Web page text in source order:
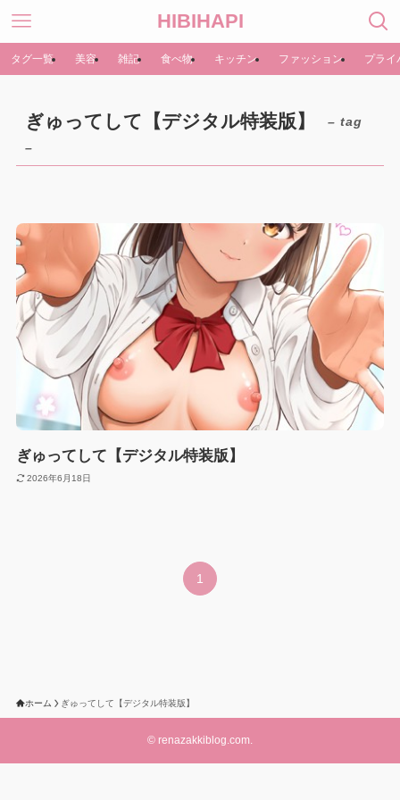
HIBIHAPI
タグ一覧 美容 雑記 食べ物 キッチン ファッション プライ
ぎゅってして【デジタル特装版】
– tag
–
ぎゅってして【デジタル特装版】
2026年6月18日
1
ホーム ぎゅってして【デジタル特装版】
© renazakkiblog.com.